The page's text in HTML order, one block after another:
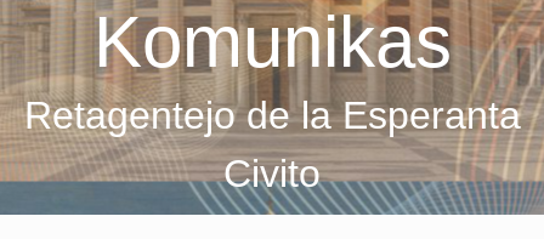
Komunikas
Retagentejo de la Esperanta
Civito